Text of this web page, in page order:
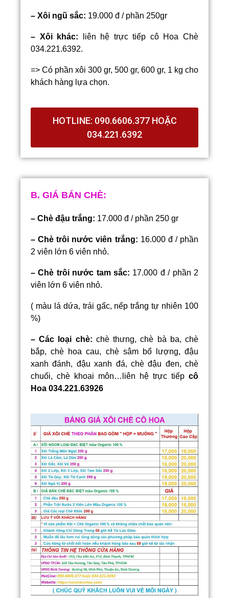
– Xôi ngũ sắc: 19.000 đ / phần 250gr
– Xôi khác: liên hệ trực tiếp cô Hoa Chè
034.221.6392.
=> Có phần xôi 300 gr, 500 gr, 600 gr, 1 kg cho
khách hàng lựa chọn.
HOTLINE: 090.6606.377 HOẶC
034.221.6392
B. GIÁ BÁN CHÈ:
– Chè đậu trắng: 17.000 đ / phần 250 gr
– Chè trôi nước viên trắng: 16.000 đ / phần
2 viên lớn 6 viên nhỏ.
– Chè trôi nước tam sắc: 17.000 đ / phần 2
viên lớn 6 viên nhỏ.
( màu lá dứa, trái gấc, nếp trắng tự nhiên 100
%)
– Các loại chè: chè thưng, chè bà ba, chè
bắp, chè hoa cau, chè sâm bổ lượng, đậu
xanh đánh, đậu xanh đá, chè đậu đen, chè
chuối, chè khoai môn…liên hệ trực tiếp cô
Hoa 034.221.63926